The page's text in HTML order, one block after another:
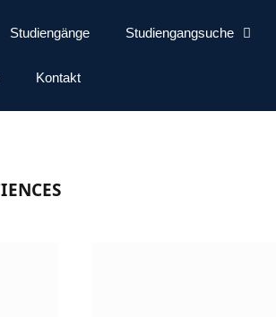
Studiengänge Studiengangsuche
Kontakt